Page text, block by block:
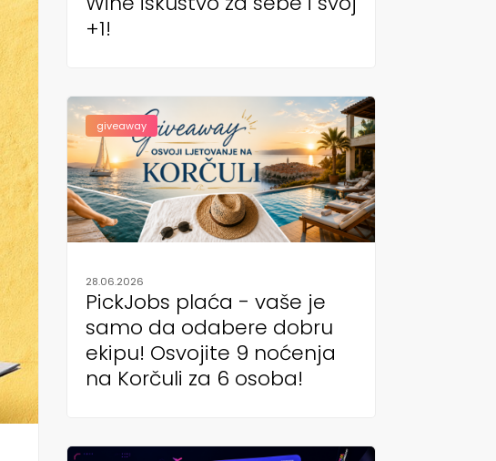
+1!
giveaway
28.06.2026
PickJobs plaća - vaše je
samo da odabere dobru
ekipu! Osvojite 9 noćenja
na Korčuli za 6 osoba!